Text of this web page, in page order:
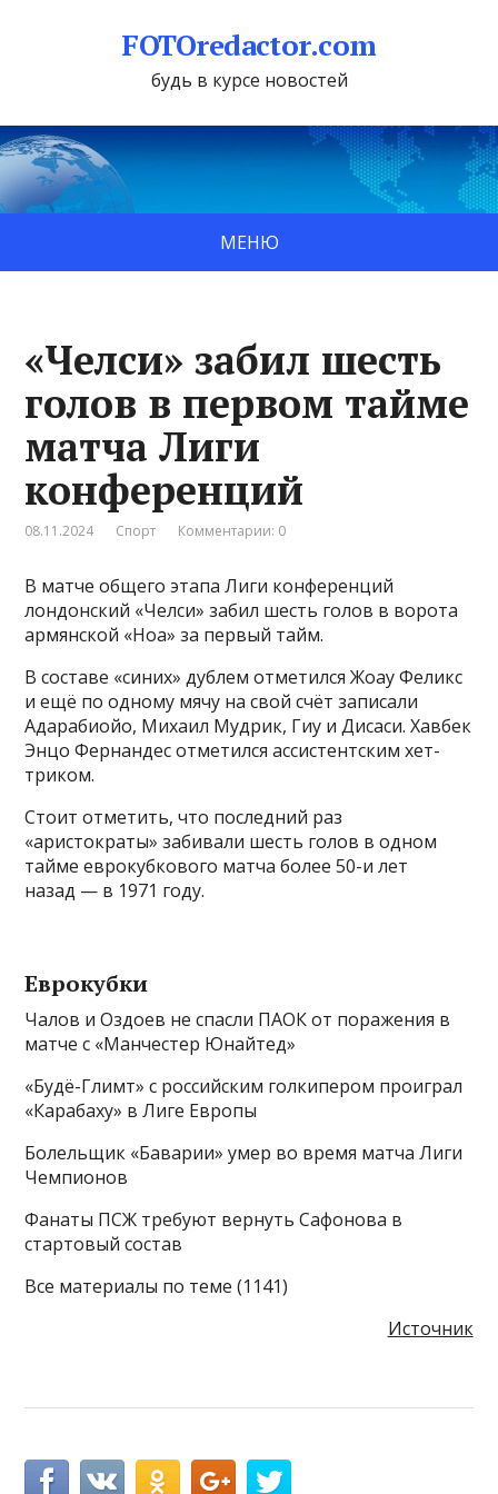
FOTOredactor.com
будь в курсе новостей
МЕНЮ
«Челси» забил шесть
голов в первом тайме
матча Лиги
конференций
08.11.2024 Спорт Комментарии: 0
В матче общего этапа Лиги конференций
лондонский «Челси» забил шесть голов в ворота
армянской «Ноа» за первый тайм.
В составе «синих» дублем отметился Жоау Феликс
и ещё по одному мячу на свой счёт записали
Адарабиойо, Михаил Мудрик, Гиу и Дисаси. Хавбек
Энцо Фернандес отметился ассистентским хет-
триком.
Стоит отметить, что последний раз
«аристократы» забивали шесть голов в одном
тайме еврокубкового матча более 50-и лет
назад — в 1971 году.
Еврокубки
Чалов и Оздоев не спасли ПАОК от поражения в
матче с «Манчестер Юнайтед»
«Будё-Глимт» с российским голкипером проиграл
«Карабаху» в Лиге Европы
Болельщик «Баварии» умер во время матча Лиги
Чемпионов
Фанаты ПСЖ требуют вернуть Сафонова в
стартовый состав
Все материалы по теме (1141)
Источник